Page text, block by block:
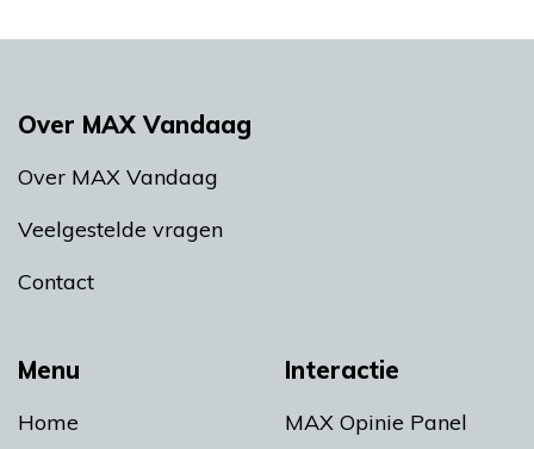
Menu
Home
Interactie
MAX Opinie Panel
Over MAX Vandaag
Over MAX Vandaag
Veelgestelde vragen
Contact